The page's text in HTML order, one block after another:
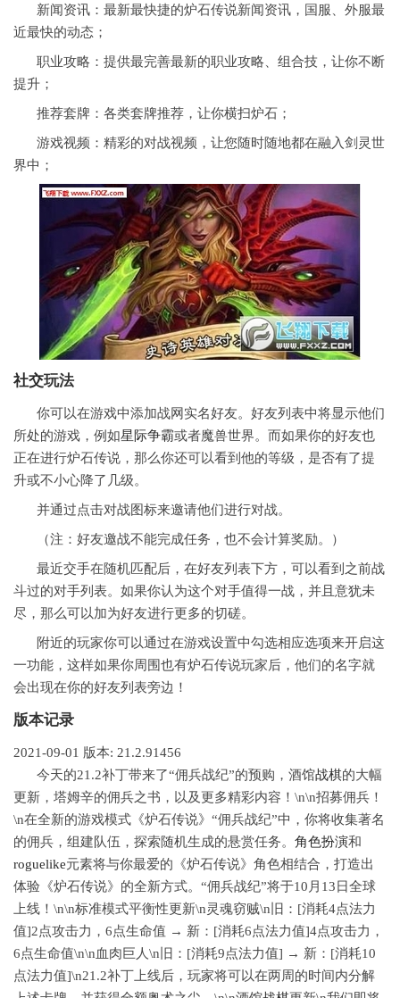
新闻资讯：最新最快捷的炉石传说新闻资讯，国服、外服最
近最快的动态；
职业攻略：提供最完善最新的职业攻略、组合技，让你不断
提升；
推荐套牌：各类套牌推荐，让你横扫炉石；
游戏视频：精彩的对战视频，让您随时随地都在融入剑灵世
界中；
社交玩法
你可以在游戏中添加战网实名好友。好友列表中将显示他们
所处的游戏，例如星际争霸或者魔兽世界。而如果你的好友也
正在进行炉石传说，那么你还可以看到他的等级，是否有了提
升或不小心降了几级。
并通过点击对战图标来邀请他们进行对战。
（注：好友邀战不能完成任务，也不会计算奖励。）
最近交手在随机匹配后，在好友列表下方，可以看到之前战
斗过的对手列表。如果你认为这个对手值得一战，并且意犹未
尽，那么可以加为好友进行更多的切磋。
附近的玩家你可以通过在游戏设置中勾选相应选项来开启这
一功能，这样如果你周围也有炉石传说玩家后，他们的名字就
会出现在你的好友列表旁边！
版本记录
2021-09-01 版本: 21.2.91456
今天的21.2补丁带来了“佣兵战纪”的预购，酒馆战棋的大幅
更新，塔姆辛的佣兵之书，以及更多精彩内容！\n\n招募佣兵！
\n在全新的游戏模式《炉石传说》“佣兵战纪”中，你将收集著名
的佣兵，组建队伍，探索随机生成的悬赏任务。 角色扮演和
roguelike元素将与你最爱的《炉石传说》角色相结合，打造出
体验《炉石传说》的全新方式。“佣兵战纪”将于10月13日全球
上线！\n\n标准模式平衡性更新\n灵魂窃贼\n旧：[消耗4点法力
值]2点攻击力，6点生命值 → 新：[消耗6点法力值]4点攻击力，
6点生命值\n\n血肉巨人\n旧：[消耗9点法力值] → 新：[消耗10
点法力值]\n21.2补丁上线后，玩家将可以在两周的时间内分解